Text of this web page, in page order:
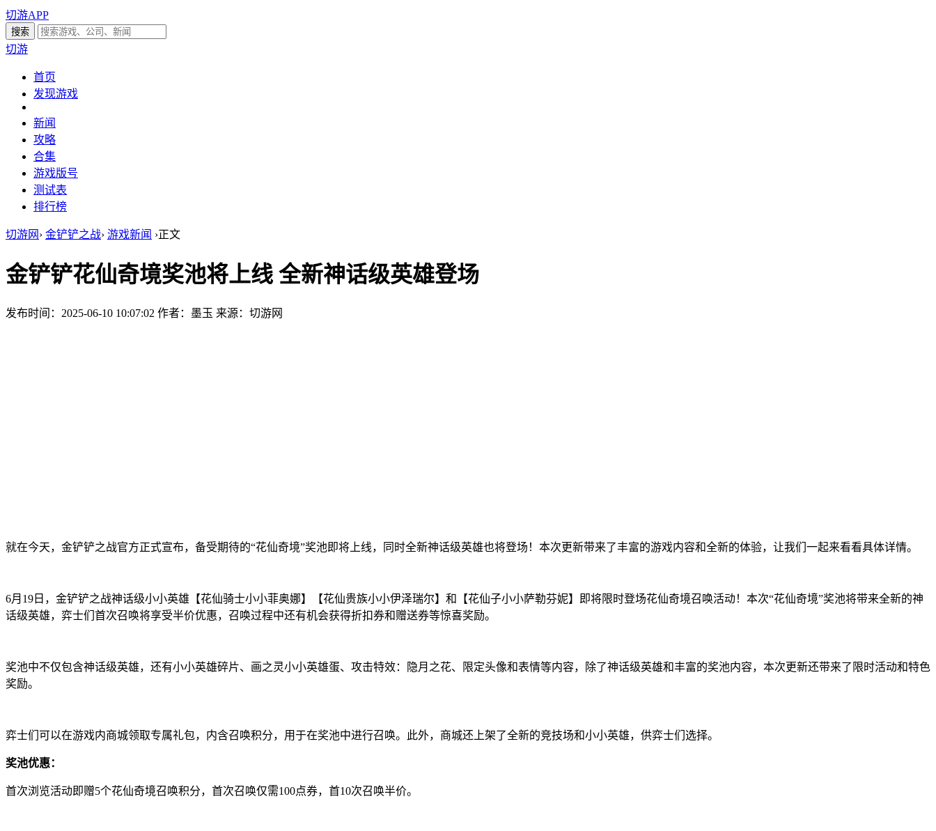
切游APP
切游
首页
发现游戏
新闻
攻略
合集
游戏版号
测试表
排行榜
切游网 › 金铲铲之战› 游戏新闻 ›正文
金铲铲花仙奇境奖池将上线 全新神话级英雄登场
发布时间：2025-06-10 10:07:02 作者：墨玉 来源：切游网
就在今天，金铲铲之战官方正式宣布，备受期待的“花仙奇境”奖池即将上线，同时全新神话级英雄也将登场！本次更新带来了丰富的游戏内容和全新的体验，让我们一起来看看具体详情。
6月19日，金铲铲之战神话级小小英雄【花仙骑士小小菲奥娜】【花仙贵族小小伊泽瑞尔】和【花仙子小小萨勒芬妮】即将限时登场花仙奇境召唤活动！本次“花仙奇境”奖池将带来全新的神
话级英雄，弈士们首次召唤将享受半价优惠，召唤过程中还有机会获得折扣券和赠送券等惊喜奖励。
奖池中不仅包含神话级英雄，还有小小英雄碎片、画之灵小小英雄蛋、攻击特效：隐月之花、限定头像和表情等内容，除了神话级英雄和丰富的奖池内容，本次更新还带来了限时活动和特色
奖励。
弈士们可以在游戏内商城领取专属礼包，内含召唤积分，用于在奖池中进行召唤。此外，商城还上架了全新的竞技场和小小英雄，供弈士们选择。
奖池优惠：
首次浏览活动即赠5个花仙奇境召唤积分，首次召唤仅需100点券，首10次召唤半价。